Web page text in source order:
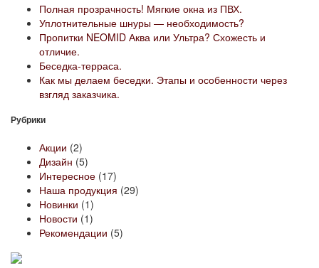
Полная прозрачность! Мягкие окна из ПВХ.
Уплотнительные шнуры — необходимость?
Пропитки NEOMID Аква или Ультра? Схожесть и
отличие.
Беседка-терраса.
Как мы делаем беседки. Этапы и особенности через
взгляд заказчика.
Рубрики
Акции (2)
Дизайн (5)
Интересное (17)
Наша продукция (29)
Новинки (1)
Новости (1)
Рекомендации (5)